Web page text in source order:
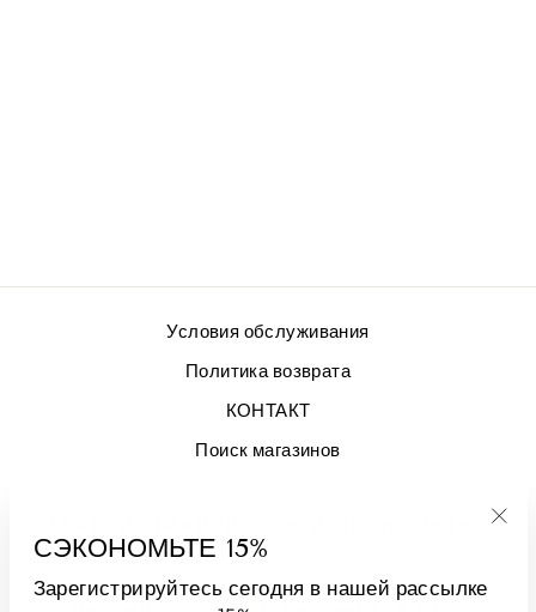
СЭКОНОМЬТЕ 15%
Зарегистрируйтесь сегодня в нашей рассылке
Условия обслуживания
Политика возврата
КОНТАКТ
Поиск магазинов